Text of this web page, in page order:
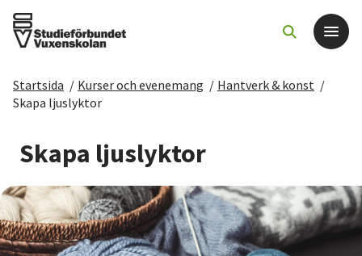
Det här gör vi
För dig som
Sök kurser och evenemang
Om SV
Startsida / Kurser och evenemang / Hantverk & konst /
Skapa ljuslyktor
Skapa ljuslyktor